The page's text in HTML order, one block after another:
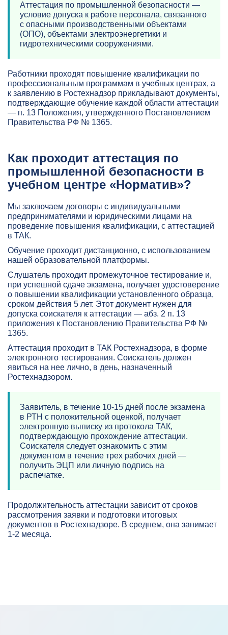
Аттестация по промышленной безопасности —
условие допуска к работе персонала, связанного
с опасными производственными объектами
(ОПО), объектами электроэнергетики и
гидротехническими сооружениями.
Работники проходят повышение квалификации по
профессиональным программам в учебных центрах, а
к заявлению в Ростехнадзор прикладывают документы,
подтверждающие обучение каждой области аттестации
— п. 13 Положения, утвержденного Постановлением
Правительства РФ № 1365.
Как проходит аттестация по
промышленной безопасности в
учебном центре «Норматив»?
Мы заключаем договоры с индивидуальными
предпринимателями и юридическими лицами на
проведение повышения квалификации, с аттестацией
в ТАК.
Обучение проходит дистанционно, с использованием
нашей образовательной платформы.
Слушатель проходит промежуточное тестирование и,
при успешной сдаче экзамена, получает удостоверение
о повышении квалификации установленного образца,
сроком действия 5 лет. Этот документ нужен для
допуска соискателя к аттестации — абз. 2 п. 13
приложения к Постановлению Правительства РФ №
1365.
Аттестация проходит в ТАК Ростехнадзора, в форме
электронного тестирования. Соискатель должен
явиться на нее лично, в день, назначенный
Ростехнадзором.
Заявитель, в течение 10-15 дней после экзамена
в РТН с положительной оценкой, получает
электронную выписку из протокола ТАК,
подтверждающую прохождение аттестации.
Соискателя следует ознакомить с этим
документом в течение трех рабочих дней —
получить ЭЦП или личную подпись на
распечатке.
Продолжительность аттестации зависит от сроков
рассмотрения заявки и подготовки итоговых
документов в Ростехнадзоре. В среднем, она занимает
1-2 месяца.